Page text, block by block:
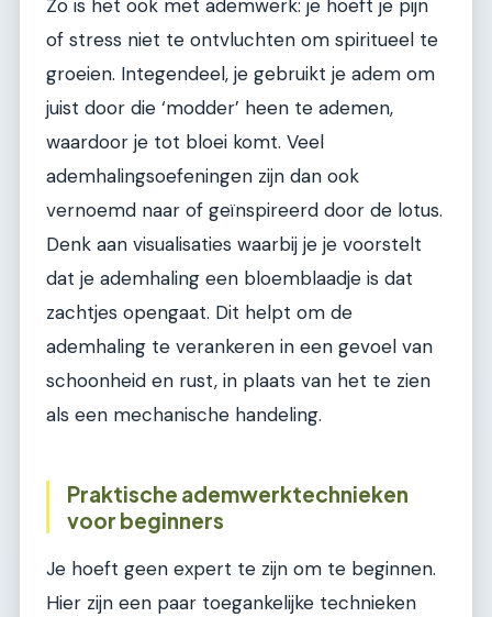
Zo is het ook met ademwerk: je hoeft je pijn
of stress niet te ontvluchten om spiritueel te
groeien. Integendeel, je gebruikt je adem om
juist door die ‘modder’ heen te ademen,
waardoor je tot bloei komt. Veel
ademhalingsoefeningen zijn dan ook
vernoemd naar of geïnspireerd door de lotus.
Denk aan visualisaties waarbij je je voorstelt
dat je ademhaling een bloemblaadje is dat
zachtjes opengaat. Dit helpt om de
ademhaling te verankeren in een gevoel van
schoonheid en rust, in plaats van het te zien
als een mechanische handeling.
Praktische ademwerktechnieken
voor beginners
Je hoeft geen expert te zijn om te beginnen.
Hier zijn een paar toegankelijke technieken